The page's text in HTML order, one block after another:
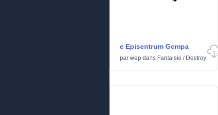
e Episentrum Gempa
par wep dans Fantaisie / Destroy